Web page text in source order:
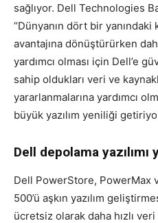
sağlıyor. Dell Technologies
“Dünyanın dört bir
avantajına dönüştürürken
yardımcı olması için Dell’e
sahip oldukları veri ve
yararlanmalarına yardımcı
büyük yazılım yeniliği
Dell depolama
Dell PowerStore, PowerMax
500’ü aşkın yazılım
ücretsiz olarak daha hızlı